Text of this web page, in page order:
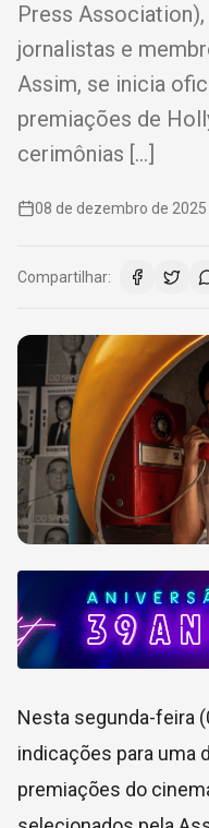
Press
jornalistas e
Assim, se inicia
premiações de
cerimônias […]
08 de dezembro de 2025
Compartilhar:
Nesta segunda-feira
indicações para uma
premiações do